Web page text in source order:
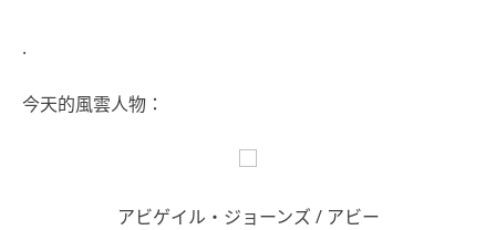
.
今天的風雲人物：
アビゲイル・ジョーンズ / アビー